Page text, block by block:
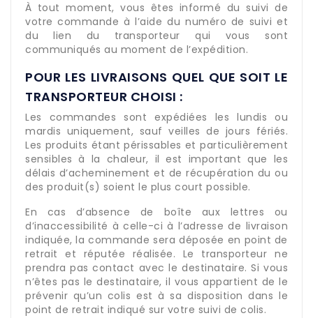
À tout moment, vous êtes informé du suivi de
votre commande à l’aide du numéro de suivi et
du lien du transporteur qui vous sont
communiqués au moment de l’expédition.
POUR LES LIVRAISONS QUEL QUE SOIT LE
TRANSPORTEUR CHOISI :
Les commandes sont expédiées les lundis ou
mardis uniquement, sauf veilles de jours fériés.
Les produits étant périssables et particulièrement
sensibles à la chaleur, il est important que les
délais d’acheminement et de récupération du ou
des produit(s) soient le plus court possible.
En cas d’absence de boîte aux lettres ou
d’inaccessibilité à celle-ci à l’adresse de livraison
indiquée, la commande sera déposée en point de
retrait et réputée réalisée. Le transporteur ne
prendra pas contact avec le destinataire. Si vous
n’êtes pas le destinataire, il vous appartient de le
prévenir qu’un colis est à sa disposition dans le
point de retrait indiqué sur votre suivi de colis.